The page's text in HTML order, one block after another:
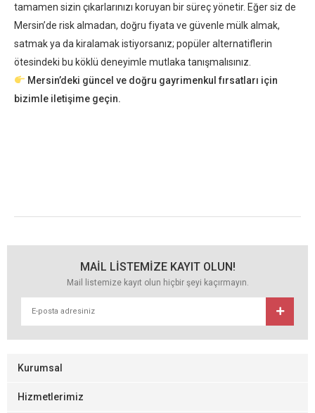
tamamen sizin çıkarlarınızı koruyan bir süreç yönetir. Eğer siz de
Mersin’de risk almadan, doğru fiyata ve güvenle mülk almak,
satmak ya da kiralamak istiyorsanız; popüler alternatiflerin
ötesindeki bu köklü deneyimle mutlaka tanışmalısınız.
Mersin’deki güncel ve doğru gayrimenkul fırsatları için
bizimle iletişime geçin.
MAİL LİSTEMİZE KAYIT OLUN!
Mail listemize kayıt olun hiçbir şeyi kaçırmayın.
Kurumsal
Hizmetlerimiz